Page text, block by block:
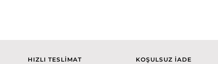
HIZLI TESLİMAT
KOŞULSUZ İADE